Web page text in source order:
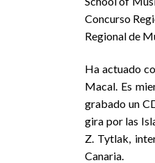
Concurso
Regional de
Ha actuado
Macal. Es
grabado un
gira por las
Z. Tytlak,
Canaria.